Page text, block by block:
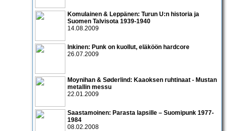
Komulainen & Leppänen: Turun U:n historia ja
Suomen Talvisota 1939-1940
14.08.2009
Inkinen: Punk on kuollut, eläköön hardcore
26.07.2009
Moynihan & Søderlind: Kaaoksen ruhtinaat - Mustan
metallin messu
22.01.2009
Saastamoinen: Parasta lapsille – Suomipunk 1977-
1984
08.02.2008